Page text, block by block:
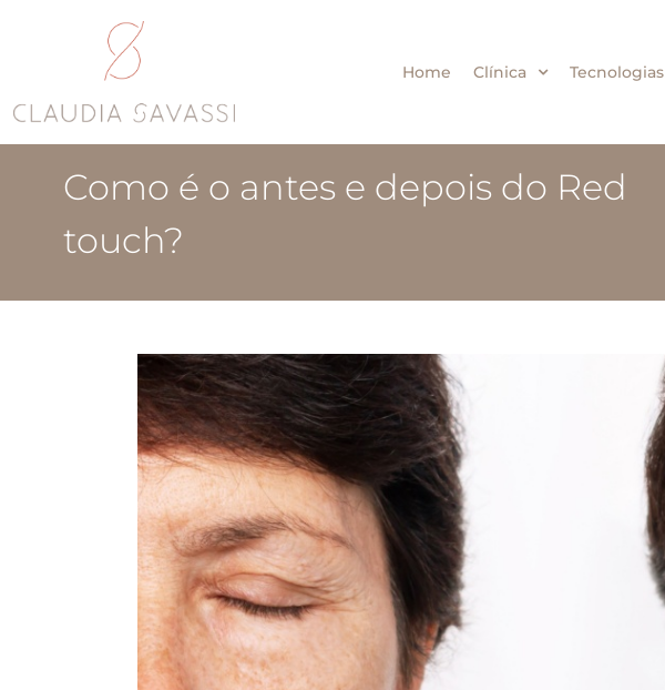
Home Clínica Tecnologias
Como é o antes e depois do Red
touch?